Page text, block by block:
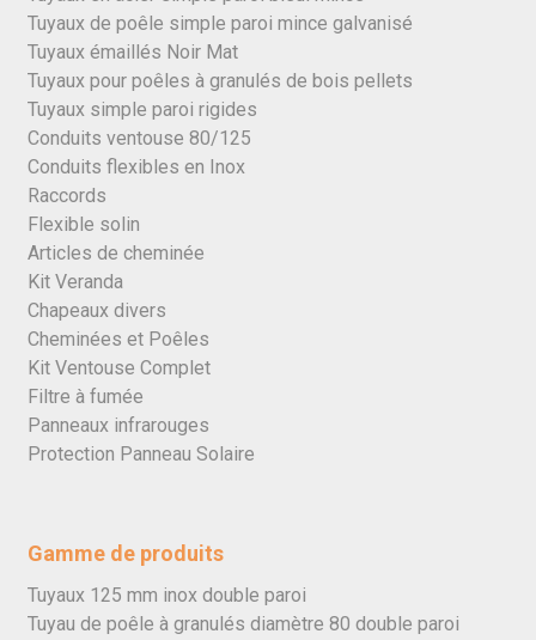
Tuyaux de poêle simple paroi mince galvanisé
Tuyaux émaillés Noir Mat
Tuyaux pour poêles à granulés de bois pellets
Tuyaux simple paroi rigides
Conduits ventouse 80/125
Conduits flexibles en Inox
Raccords
Flexible solin
Articles de cheminée
Kit Veranda
Chapeaux divers
Cheminées et Poêles
Kit Ventouse Complet
Filtre à fumée
Panneaux infrarouges
Protection Panneau Solaire
Gamme de produits
Tuyaux 125 mm inox double paroi
Tuyau de poêle à granulés diamètre 80 double paroi